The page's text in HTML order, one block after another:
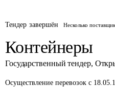
Тендер завершён Несколько
Контейнеры
Государственный тендер,
Осуществление перевозок с